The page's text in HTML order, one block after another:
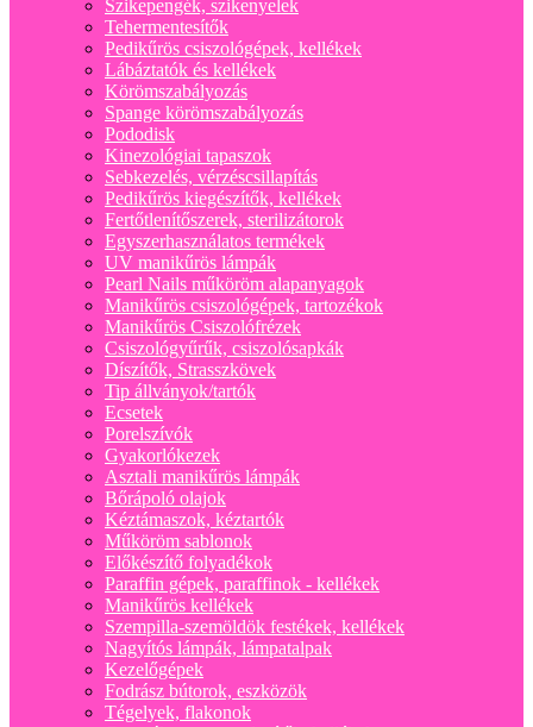
Szikepengék, szikenyelek
Tehermentesítők
Pedikűrös csiszológépek, kellékek
Lábáztatók és kellékek
Körömszabályozás
Spange körömszabályozás
Pododisk
Kinezológiai tapaszok
Sebkezelés, vérzéscsillapítás
Pedikűrös kiegészítők, kellékek
Fertőtlenítőszerek, sterilizátorok
Egyszerhasználatos termékek
UV manikűrös lámpák
Pearl Nails műköröm alapanyagok
Manikűrös csiszológépek, tartozékok
Manikűrös Csiszolófrézek
Csiszológyűrűk, csiszolósapkák
Díszítők, Strasszkövek
Tip állványok/tartók
Ecsetek
Porelszívók
Gyakorlókezek
Asztali manikűrös lámpák
Bőrápoló olajok
Kéztámaszok, kéztartók
Műköröm sablonok
Előkészítő folyadékok
Paraffin gépek, paraffinok - kellékek
Manikűrös kellékek
Szempilla-szemöldök festékek, kellékek
Nagyítós lámpák, lámpatalpak
Kezelőgépek
Fodrász bútorok, eszközök
Tégelyek, flakonok